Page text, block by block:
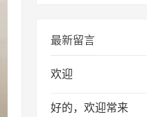
最新留言
欢迎
好的，欢迎常来